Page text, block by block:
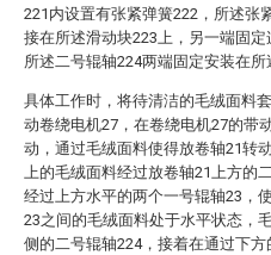
221内设置有张紧弹簧222，所述张
接在所述滑动块223上，另一端固定
所述二号辊轴224两端固定安装在所
具体工作时，将待清洁的毛绒面料
动卷绕电机27，在卷绕电机27的带
动，通过毛绒面料使得放卷轴21转
上的毛绒面料经过放卷轴21上方的
经过上方水平的两个一号辊轴23，
23之间的毛绒面料处于水平状态，
侧的二号辊轴224，接着在通过下方